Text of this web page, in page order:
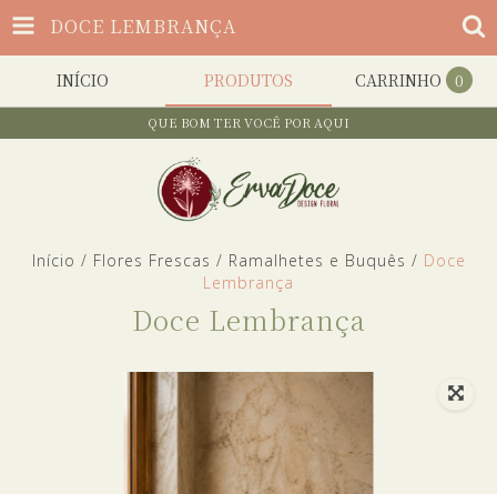
DOCE LEMBRANÇA
INÍCIO PRODUTOS CARRINHO 0
QUE BOM TER VOCÊ POR AQUI
Início / Flores Frescas / Ramalhetes e Buquês / Doce
Lembrança
Doce Lembrança